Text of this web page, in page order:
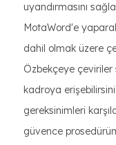
uyandırmasını
MotaWord'e
dahil olmak üzere
Özbekçeye
kadroya
gereksinimleri
güvence